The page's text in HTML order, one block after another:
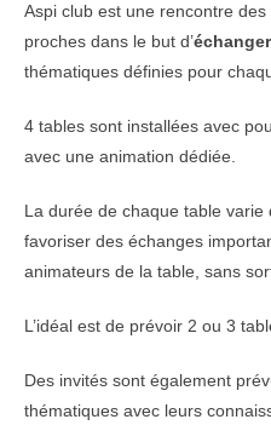
Aspi club est une rencontre
proches dans le but d’
thématiques définies pour
4 tables sont installées avec
avec une animation dédiée.
La durée de chaque table
favoriser des échanges
animateurs de la table, sans
L’idéal est de prévoir 2 ou 3
Des invités sont également
thématiques avec leurs